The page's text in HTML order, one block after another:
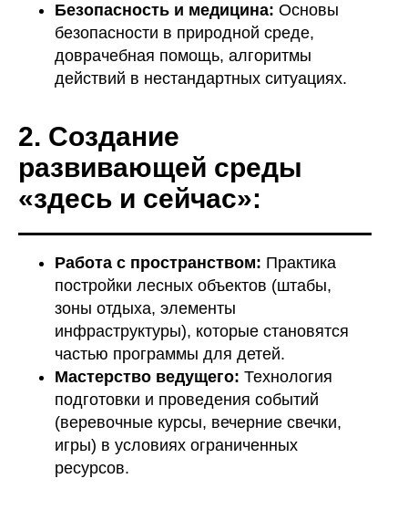
Безопасность и медицина: Основы
безопасности в природной среде,
доврачебная помощь, алгоритмы
действий в нестандартных ситуациях.
2. Создание
развивающей среды
«здесь и сейчас»:
Работа с пространством: Практика
постройки лесных объектов (штабы,
зоны отдыха, элементы
инфраструктуры), которые становятся
частью программы для детей.
Мастерство ведущего: Технология
подготовки и проведения событий
(веревочные курсы, вечерние свечки,
игры) в условиях ограниченных
ресурсов.
ОРГАНИЗАЦИОННЫЕ
ВОПРОСЫ